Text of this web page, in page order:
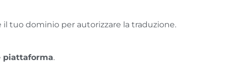
il tuo dominio per autorizzare la traduzione.
piattaforma.